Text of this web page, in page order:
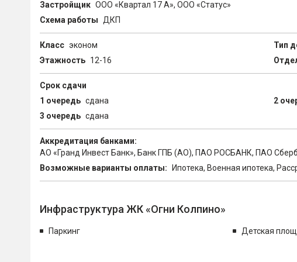
Застройщик ООО «Квартал 17 А», ООО «Статус»
Схема работы
ДКП
Класс эконом Тип
Этажность 12-16
Срок сдачи
1 очередь сдана 2
3 очередь сдана
Аккредитация банками:
АО «Гранд Инвест Банк», Банк ГПБ (АО), ПАО РОСБАНК, ПАО
Возможные варианты оплаты:
Ипотека, Военная ипотека,
Инфраструктура ЖК «Огни Колпино»
Паркинг Детская